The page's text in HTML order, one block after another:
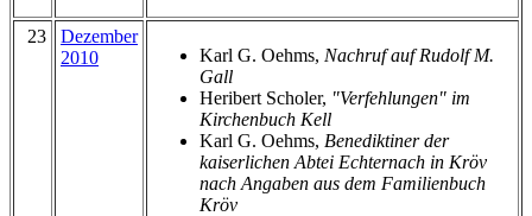
23
Dezember
2010
Karl G. Oehms, Nachruf auf Rudolf M.
Gall
Heribert Scholer, "Verfehlungen" im
Kirchenbuch Kell
Karl G. Oehms, Benediktiner der
kaiserlichen Abtei Echternach in Kröv
nach Angaben aus dem Familienbuch
Kröv